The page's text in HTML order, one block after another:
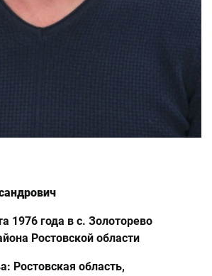
1976 года в с. Золоторево
Ростовской области
Ростовская область,